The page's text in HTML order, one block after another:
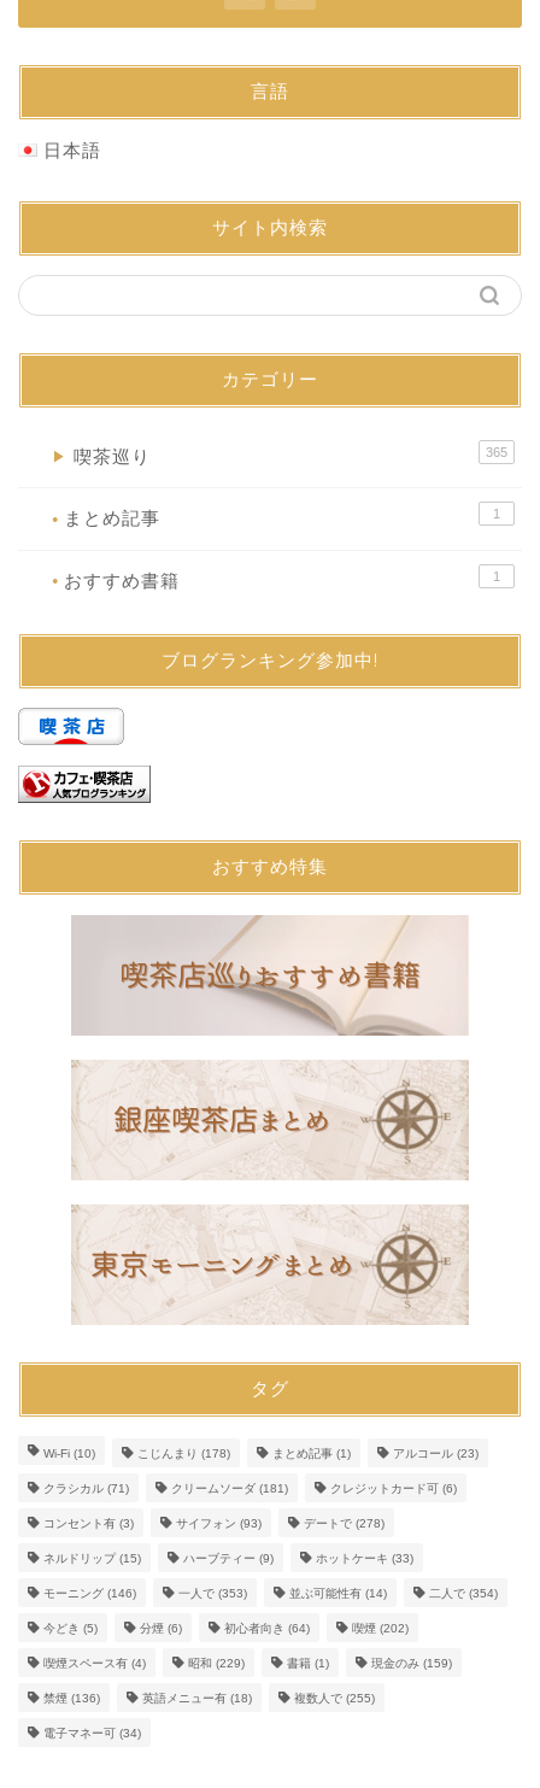
言語
日本語
サイト内検索
カテゴリー
▶ 喫茶巡り 365
● まとめ記事 1
● おすすめ書籍 1
ブログランキング参加中!
おすすめ特集
タグ
Wi-Fi (10) こじんまり (178) まとめ記事 (1) アルコール (23)
クラシカル (71) クリームソーダ (181) クレジットカード可 (6)
コンセント有 (3) サイフォン (93) デートで (278)
ネルドリップ(15) ハーブティー (9) ホットケーキ (33)
モーニング (146) 一人で (353) 並ぶ可能性有 (14) 二人で (354)
今どき (5) 分煙 (6) 初心者向き (64) 喫煙 (202)
喫煙スペース有 (4) 昭和 (229) 書籍 (1) 現金のみ (159)
禁煙 (136) 英語メニュー有 (18) 複数人で (255)
電子マネー可 (34)